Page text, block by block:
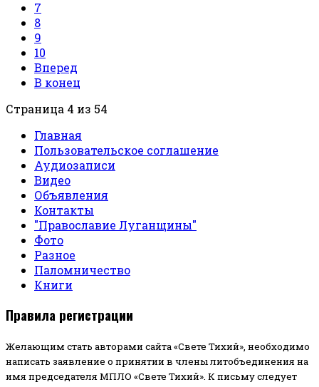
7
8
9
10
Вперед
В конец
Страница 4 из 54
Главная
Пользовательское соглашение
Аудиозаписи
Видео
Объявления
Контакты
"Православие Луганщины"
Фото
Разное
Паломничество
Книги
Правила регистрации
Желающим стать авторами сайта «Свете Тихий», необходимо
написать заявление о принятии в члены литобъединения на
имя председателя МПЛО «Свете Тихий». К письму следует